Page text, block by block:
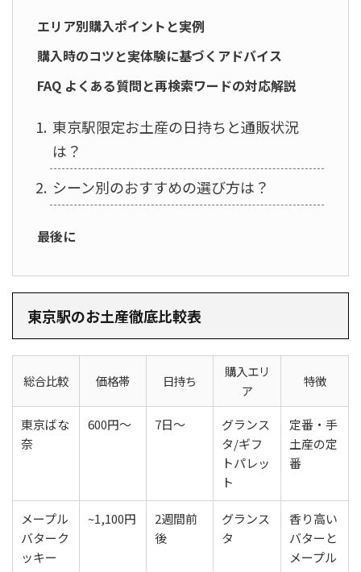
エリア別購入ポイントと実例
購入時のコツと実体験に基づくアドバイス
FAQ よくある質問と再検索ワードの対応解説
東京駅限定お土産の日持ちと通販状況
は？
シーン別のおすすめの選び方は？
最後に
東京駅のお土産徹底比較表
総合比較 価格帯 日持ち
購入エリ
ア
特徴
東京ばな
奈
600円〜 7日〜
グランス
タ/ギフ
トパレッ
ト
定番・手
土産の定
番
メープル
バターク
ッキー
~1,100円
2週間前
後
グランス
タ
香り高い
バターと
メープル